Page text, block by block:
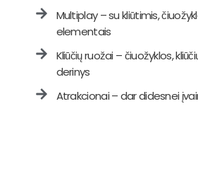
Multiplay – su kliūtimis,
elementais
Kliūčių ruožai – čiuožyklos,
derinys
Atrakcionai – dar didesnei